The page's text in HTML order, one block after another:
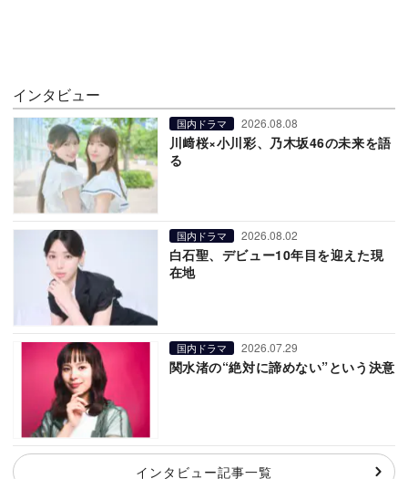
インタビュー
国内ドラマ 2026.08.08
川﨑桜×小川彩、乃木坂46の未来を語
る
国内ドラマ 2026.08.02
白石聖、デビュー10年目を迎えた現
在地
国内ドラマ 2026.07.29
関水渚の“絶対に諦めない”という決意
インタビュー記事一覧